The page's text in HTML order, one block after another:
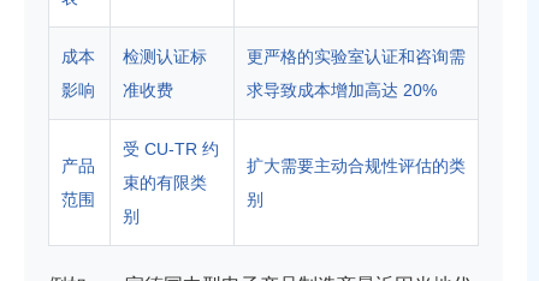
成本
影响
检测认证标
准收费
更严格的实验室认证和咨询需
求导致成本增加高达 20%
产品
范围
受 CU-TR 约
束的有限类
别
扩大需要主动合规性评估的类
别